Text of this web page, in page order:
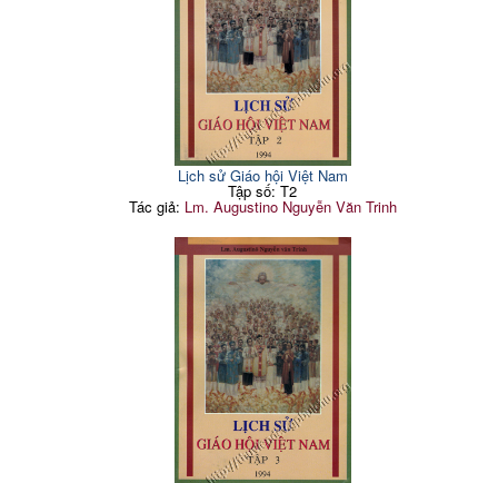
Lịch sử Giáo hội Việt Nam
Tập số: T2
Tác giả: Lm. Augustino Nguyễn Văn Trinh